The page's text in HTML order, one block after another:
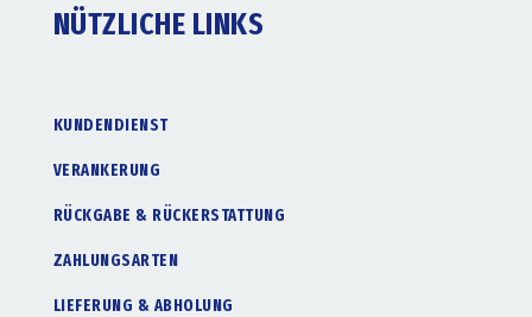
NÜTZLICHE LINKS
KUNDENDIENST
VERANKERUNG
RÜCKGABE & RÜCKERSTATTUNG
ZAHLUNGSARTEN
LIEFERUNG & ABHOLUNG